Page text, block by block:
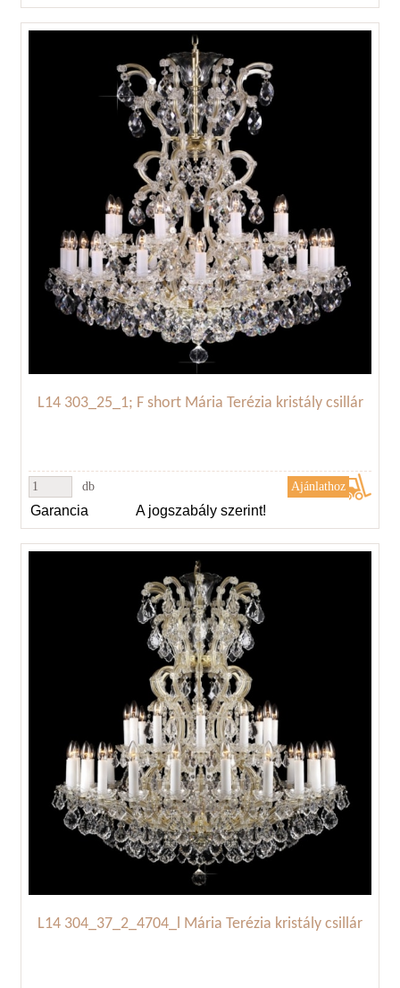
L14 303_25_1; F short Mária Terézia kristály csillár
db
Garancia A jogszabály szerint!
L14 304_37_2_4704_l Mária Terézia kristály csillár